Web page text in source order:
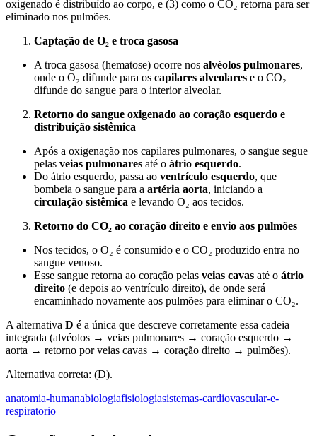
oxigenado é distribuído ao corpo, e (3) como o CO₂ retorna para ser
eliminado nos pulmões.
Captação de O₂ e troca gasosa
A troca gasosa (hematose) ocorre nos alvéolos pulmonares,
onde o O₂ difunde para os capilares alveolares e o CO₂
difunde do sangue para o interior alveolar.
Retorno do sangue oxigenado ao coração esquerdo e
distribuição sistêmica
Após a oxigenação nos capilares pulmonares, o sangue segue
pelas veias pulmonares até o átrio esquerdo.
Do átrio esquerdo, passa ao ventrículo esquerdo, que
bombeia o sangue para a artéria aorta, iniciando a
circulação sistêmica e levando O₂ aos tecidos.
Retorno do CO₂ ao coração direito e envio aos pulmões
Nos tecidos, o O₂ é consumido e o CO₂ produzido entra no
sangue venoso.
Esse sangue retorna ao coração pelas veias cavas até o átrio
direito (e depois ao ventrículo direito), de onde será
encaminhado novamente aos pulmões para eliminar o CO₂.
A alternativa D é a única que descreve corretamente essa cadeia
integrada (alvéolos → veias pulmonares → coração esquerdo →
aorta → retorno por veias cavas → coração direito → pulmões).
Alternativa correta: (D).
anatomia-humanabiologiafisiologiasistemas-cardiovascular-e-
respiratorio